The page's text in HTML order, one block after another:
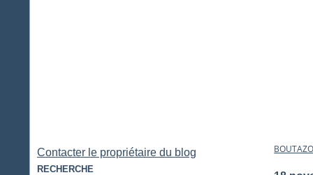
Contacter le propriétaire du blog
RECHERCHE